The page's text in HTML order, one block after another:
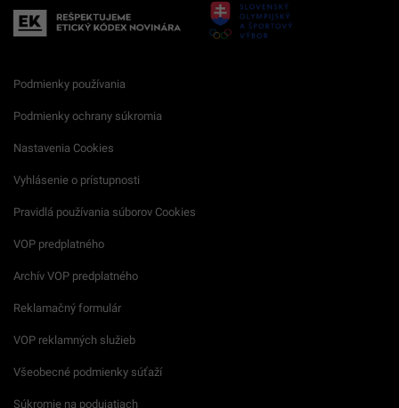
Podmienky používania
Podmienky ochrany súkromia
Nastavenia Cookies
Vyhlásenie o prístupnosti
Pravidlá používania súborov Cookies
VOP predplatného
Archív VOP predplatného
Reklamačný formulár
VOP reklamných služieb
Všeobecné podmienky súťaží
Súkromie na podujatiach